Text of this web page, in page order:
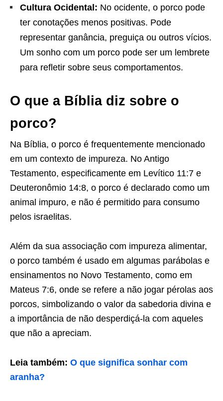
Cultura Ocidental: No ocidente, o porco pode
ter conotações menos positivas. Pode
representar ganância, preguiça ou outros vícios.
Um sonho com um porco pode ser um lembrete
para refletir sobre seus comportamentos.
O que a Bíblia diz sobre o
porco?
Na Bíblia, o porco é frequentemente mencionado
em um contexto de impureza. No Antigo
Testamento, especificamente em Levítico 11:7 e
Deuteronômio 14:8, o porco é declarado como um
animal impuro, e não é permitido para consumo
pelos israelitas.
Além da sua associação com impureza alimentar,
o porco também é usado em algumas parábolas e
ensinamentos no Novo Testamento, como em
Mateus 7:6, onde se refere a não jogar pérolas aos
porcos, simbolizando o valor da sabedoria divina e
a importância de não desperdiçá-la com aqueles
que não a apreciam.
Leia também: O que significa sonhar com
aranha?